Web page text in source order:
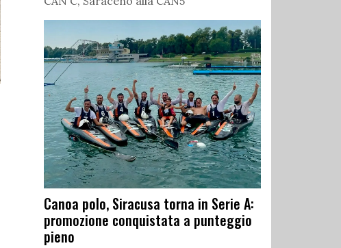
Canoa polo, Siracusa torna in Serie A:
promozione conquistata a punteggio
pieno